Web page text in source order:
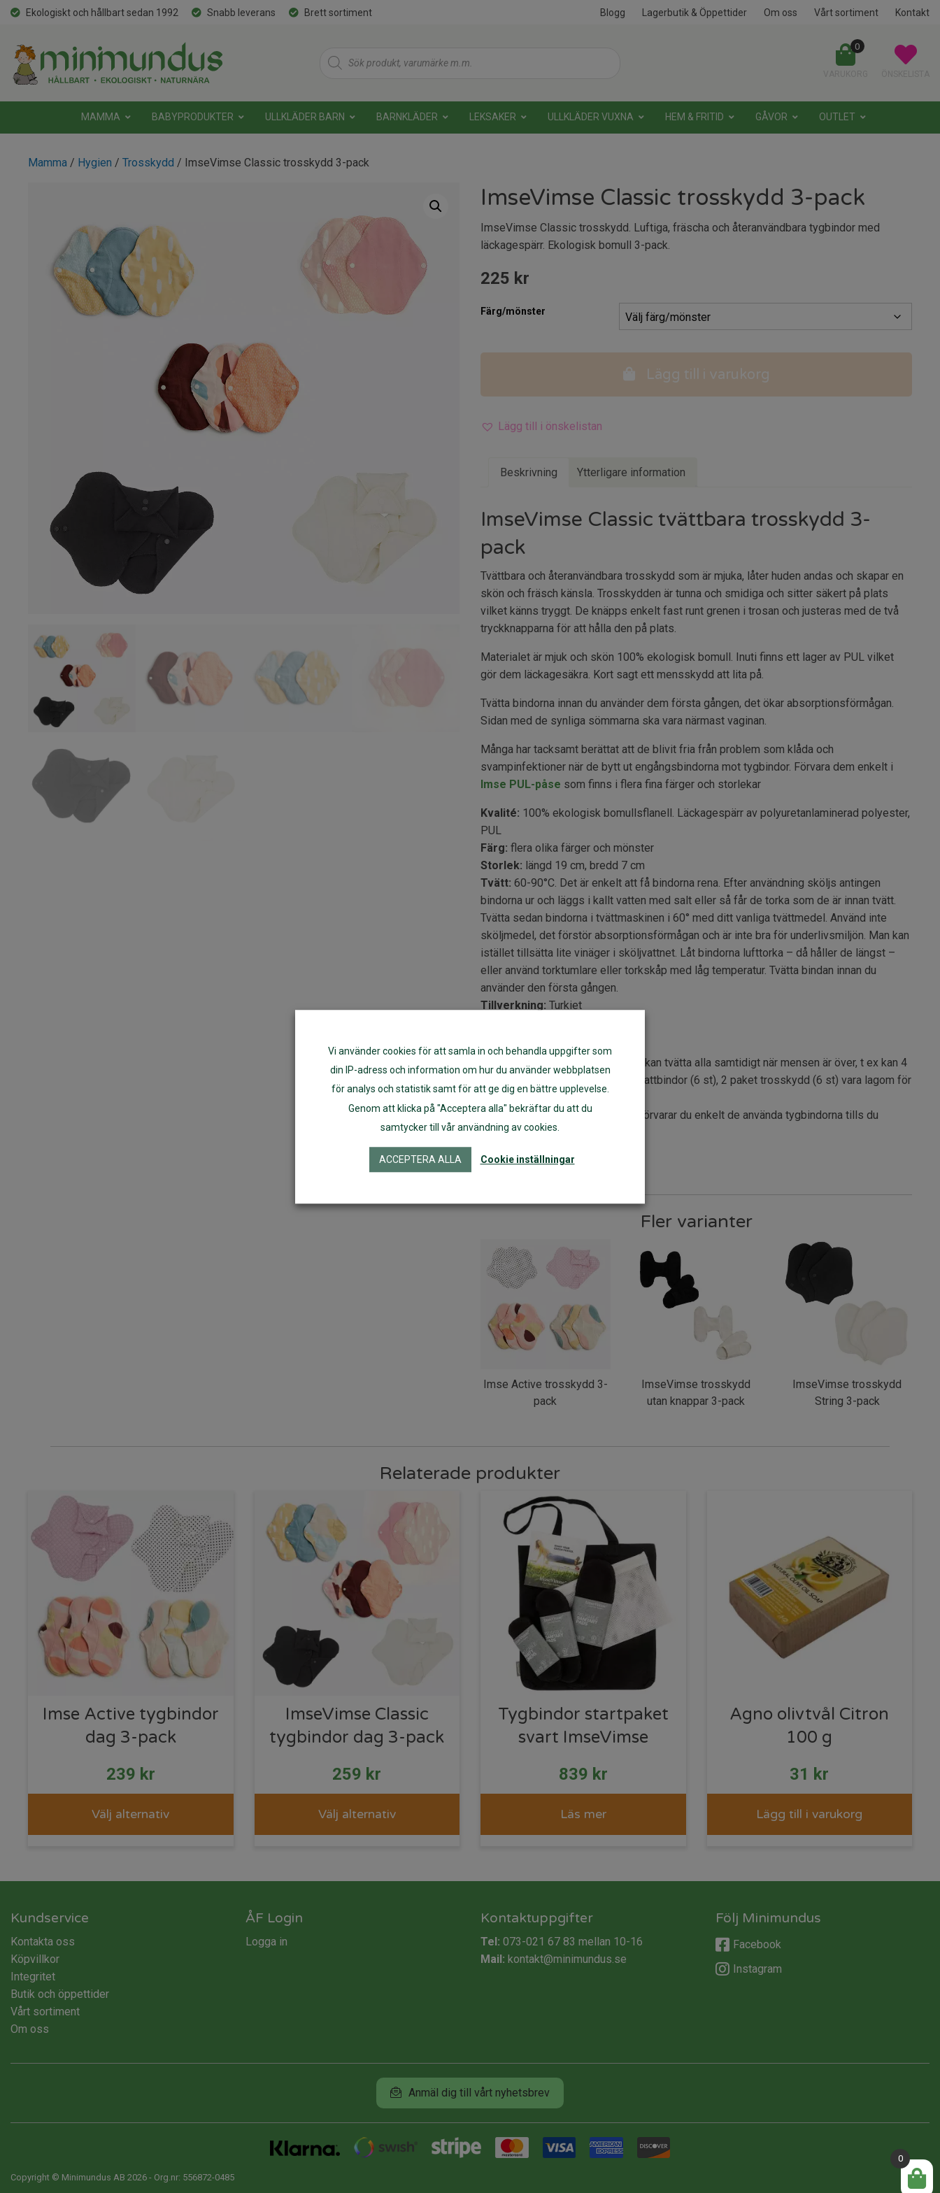
Ekologiskt och hållbart sedan 1992 Snabb leverans Brett sortiment Blogg Lagerbutik & Öppettider Om oss Vårt sortiment Kontakt
Products
search
0
MAMMA BABYPRODUKTER ULLKLÄDER BARN BARNKLÄDER LEKSAKER ULLKLÄDER VUXNA HEM & FRITID GÅVOR OUTLET
Mamma / Hygien / Trosskydd / ImseVimse Classic trosskydd 3-pack
ImseVimse Classic trosskydd 3-pack
ImseVimse Classic trosskydd. Luftiga, fräscha och återanvändbara tygbindor med
läckagespärr. Ekologisk bomull 3-pack.
225 kr
Färg/mönster
Lägg till i varukorg
Lägg till i önskelistan
Beskrivning Ytterligare information
ImseVimse Classic tvättbara trosskydd 3-
pack
Tvättbara och återanvändbara trosskydd som är mjuka, låter huden andas och skapar en
skön och fräsch känsla. Trosskydden är tunna och smidiga och sitter säkert på plats
vilket känns tryggt. De knäpps enkelt fast runt grenen i trosan och justeras med de två
tryckknapparna för att hålla den på plats.
Materialet är mjuk och skön 100% ekologisk bomull. Inuti finns ett lager av PUL vilket
gör dem läckagesäkra. Kort sagt ett mensskydd att lita på.
Tvätta bindorna innan du använder dem första gången, det ökar absorptionsförmågan.
Sidan med de synliga sömmarna ska vara närmast vaginan.
Många har tacksamt berättat att de blivit fria från problem som klåda och
svampinfektioner när de bytt ut engångsbindorna mot tygbindor. Förvara dem enkelt i
Imse PUL-påse som finns i flera fina färger och storlekar
Kvalité: 100% ekologisk bomullsflanell. Läckagespärr av polyuretanlaminerad polyester,
PUL
Färg: flera olika färger och mönster
Storlek: längd 19 cm, bredd 7 cm
Tvätt: 60-90°C. Det är enkelt att få bindorna rena. Efter användning sköljs antingen
bindorna ur och läggs i kallt vatten med salt eller så får de torka som de är innan tvätt.
Tvätta sedan bindorna i tvättmaskinen i 60° med ditt vanliga tvättmedel. Använd inte
sköljmedel, det förstör absorptionsförmågan och är inte bra för underlivsmiljön. Man kan
istället tillsätta lite vinäger i sköljvattnet. Låt bindorna lufttorka – då håller de längst –
eller använd torktumlare eller torkskåp med låg temperatur. Tvätta bindan innan du
använder den första gången.
Tillverkning: Turkiet
Tips:
Köp så många bindor att du kan tvätta alla samtidigt när mensen är över, t ex kan 4
paket dagbindor (12 st), 2 paket nattbindor (6 st), 2 paket trosskydd (6 st) vara lagom för
en mensperiod.
I ImseVimses snygga wet bags förvarar du enkelt de använda tygbindorna tills du
kommer hem.
Fler varianter
Imse Active trosskydd 3-
pack
ImseVimse trosskydd
utan knappar 3-pack
ImseVimse trosskydd
String 3-pack
Relaterade produkter
Imse Active tygbindor
dag 3-pack
239 kr
Välj alternativ
ImseVimse Classic
tygbindor dag 3-pack
259 kr
Välj alternativ
Tygbindor startpaket
svart ImseVimse
839 kr
Läs mer
Agno olivtvål Citron
100 g
31 kr
Lägg till i varukorg
Kundservice
Kontakta oss
Köpvillkor
Integritet
Butik och öppettider
Vårt sortiment
Om oss
ÅF Login
Logga in
Kontaktuppgifter
Tel: 073-021 67 83 mellan 10-16
Mail: kontakt@minimundus.se
Följ Minimundus
Facebook
Instagram
Anmäl dig till vårt nyhetsbrev
Copyright © Minimundus AB 2026 - Org.nr: 556872-0485
0
Vi använder cookies för att samla in och behandla uppgifter som
din IP-adress och information om hur du använder webbplatsen
för analys och statistik samt för att ge dig en bättre upplevelse.
Genom att klicka på "Acceptera alla" bekräftar du att du
samtycker till vår användning av cookies.
ACCEPTERA ALLA Cookie inställningar